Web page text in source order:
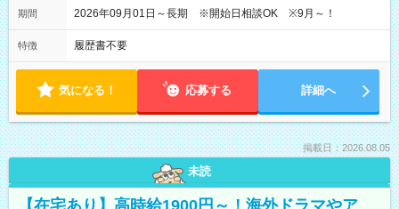
期間 2026年09月01日～長期 ※開始日相談OK ※9月～！
特徴 履歴書不要
気になる！ 応募する 詳細へ
掲載日：2026.08.05
未読
【在宅あり】高時給1900円～！海外ドラマやア